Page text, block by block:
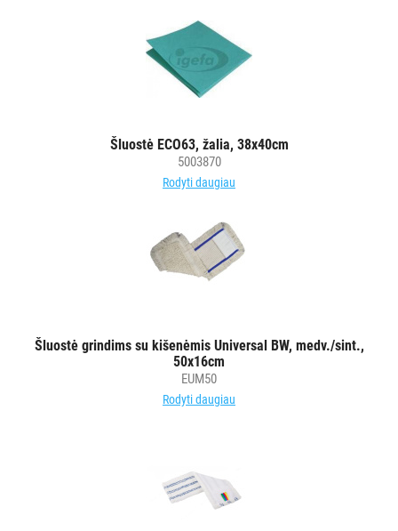
Šluostė ECO63, žalia, 38x40cm
5003870
Rodyti daugiau
Šluostė grindims su kišenėmis Universal BW, medv./sint.,
50x16cm
EUM50
Rodyti daugiau